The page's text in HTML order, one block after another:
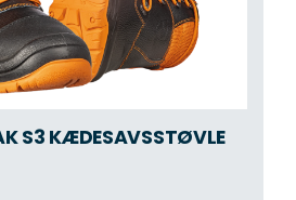
S3 KÆDESAVSSTØVLE